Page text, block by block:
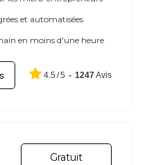
et automatisées
en moins d'une heure
4.5 /5 - 1247Avis
Gratuit